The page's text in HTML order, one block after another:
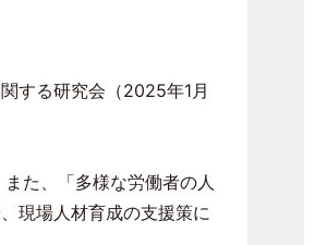
する研究会（2025年1 月
た、「多様な労働者の人
現場人材育成の支援策に